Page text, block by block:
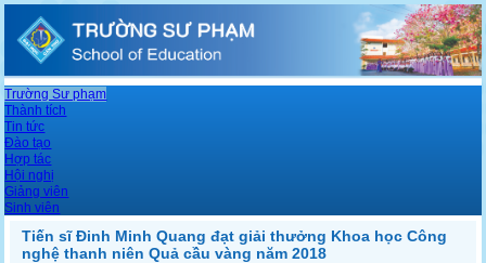
Trường Sư phạm
Thành tích
Tin tức
Đào tạo
Hợp tác
Hội nghị
Giảng viên
Sinh viên
Tiến sĩ Đinh Minh Quang đạt giải thưởng Khoa học Công
nghệ thanh niên Quả cầu vàng năm 2018